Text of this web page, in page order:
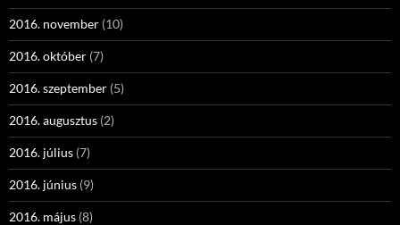
2016. november (10)
2016. október (7)
2016. szeptember (5)
2016. augusztus (2)
2016. július (7)
2016. június (9)
2016. május (8)